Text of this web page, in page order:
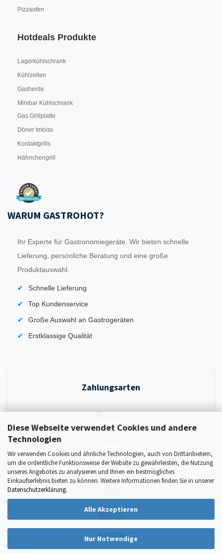
Diese Webseite verwendet Cookies und andere
Technologien
Wir verwenden Cookies und ähnliche Technologien, auch von Drittanbietern,
um die ordentliche Funktionsweise der Website zu gewährleisten, die Nutzung
unseres Angebotes zu analysieren und Ihnen ein bestmögliches
Einkaufserlebnis bieten zu können. Weitere Informationen finden Sie in unserer
Datenschutzerklärung.
Alle Akzeptieren
Nur Notwendige
Pizzaofen
Hotdeals Produkte
Lagerkühlschrank
Kühlzellen
Gasherde
Minibar Kühlschrank
Gas Grillplatte
Döner Imbiss
Kontaktgrills
Hähnchengrill
WARUM GASTROHOT?
Ihr Experte für Gastronomiegeräte. Wir bieten schnelle
Lieferung, persönliche Beratung und eine große
Produktauswahl.
Schnelle Lieferung
Top Kundenservice
Große Auswahl an Gastrogeräten
Erstklassige Qualität
Zahlungsarten